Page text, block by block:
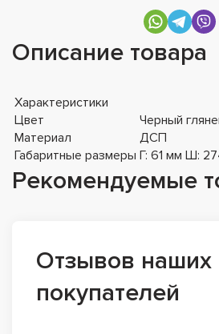
Описание товара
Характеристики
Цвет
Черный
Материал
ДСП
Габаритные размеры Г: 61 мм Ш:
Рекомендуемые
Отзывов наших
покупателей